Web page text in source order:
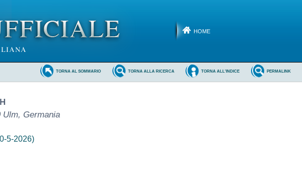
HOME
PERMALINK
TORNA ALL'INDICE
TORNA ALLA RICERCA
TORNA AL SOMMARIO
Germania
5-2026)